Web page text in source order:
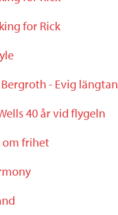
for Rick
- Evig längtan
40 år vid flygeln
om frihet